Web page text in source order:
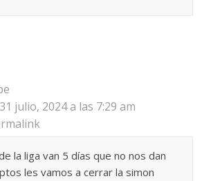
julio, 2024 a las 7:29 am
la liga van 5 días que no nos dan
les vamos a cerrar la simon